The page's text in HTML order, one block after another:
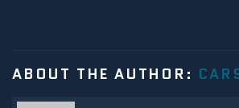
ABOUT THE AUTHOR: